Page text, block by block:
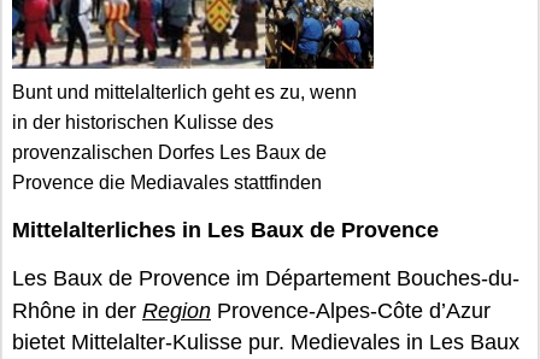
Bunt und mittelalterlich geht es zu, wenn
in der historischen Kulisse des
provenzalischen Dorfes Les Baux de
Provence die Mediavales stattfinden
Mittelalterliches in Les Baux de Provence
Les Baux de Provence im Département Bouches-du-
Rhône in der Region Provence-Alpes-Côte d’Azur
bietet Mittelalter-Kulisse pur. Medievales in Les Baux